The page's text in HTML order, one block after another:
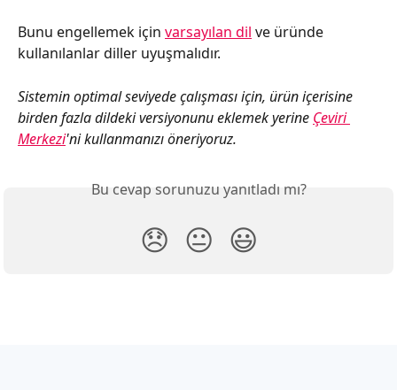
Bunu engellemek için varsayılan dil ve üründe
kullanılanlar diller uyuşmalıdır.
Sistemin optimal seviyede çalışması için, ürün içerisine
birden fazla dildeki versiyonunu eklemek yerine Çeviri
Merkezi'ni kullanmanızı öneriyoruz.
Bu cevap sorunuzu yanıtladı mı?
😞 😐 😃